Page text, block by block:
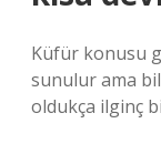
Küfür konusu
sunulur ama
oldukça ilginç